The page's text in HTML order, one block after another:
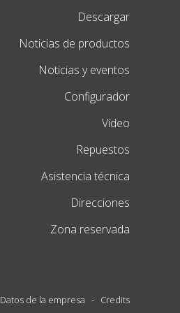
Descargar
Noticias de productos
Noticias y eventos
Configurador
Vídeo
Repuestos
Asistencia técnica
Direcciones
Zona reservada
Datos de la empresa - Credits